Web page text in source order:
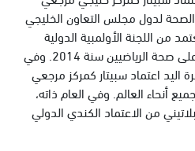
لدول مجلس التعاون الخليجي
من اللجنة الأولمبية الدولية
للوقاية من الإصابة والحفاظ على صحة الرياضيين سنة 2014. وفي
لكرة اليد اعتماد سبيتار كمركز مرجعي
أنحاء العالم. وفي العام ذاته،
من الاعتماد الكندي الدولي